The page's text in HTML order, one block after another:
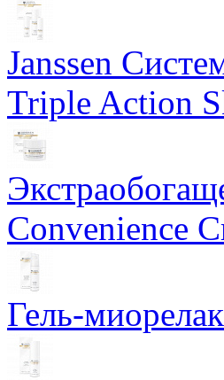
Janssen
Triple Action
Convenience
Гель-